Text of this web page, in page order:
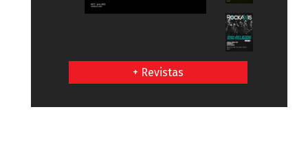
+ Revistas